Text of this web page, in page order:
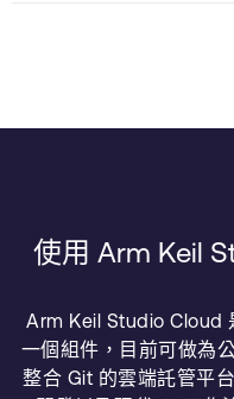
使用 Arm Keil
Arm Keil Studio Cloud
一個組件，目前可做為
整合 Git 的雲端託管平